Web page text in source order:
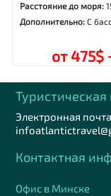
Расстояние до моря:
Дополнительно:С
от 475$
Электронная
Контактная
Офис в Минске